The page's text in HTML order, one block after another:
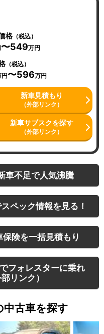
格（税込）
〜549万円
（税込）
円〜596万円
新車見積もり
（外部リンク）
新車サブスクを探す
（外部リンク）
車不足で人気沸騰
ペック情報を見る！
保険を一括見積もり
フォレスターに乗れ
リンク）
古車を探す